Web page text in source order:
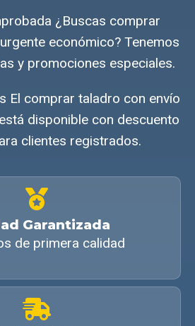
¿Buscas comprar
económico? Tenemos
y promociones especiales.
El comprar taladro con envío
disponible con descuento
clientes registrados.
Garantizada
de primera calidad